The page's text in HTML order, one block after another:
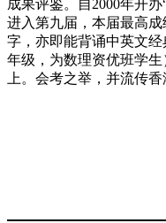
成果评鉴。自2000年开
进入第九届，本届最高
字，亦即能背诵中英文
年级，为数理资优班学
上。会考之举，并流传